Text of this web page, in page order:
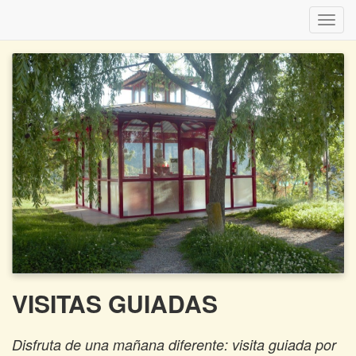
VISITAS GUIADAS
Disfruta de una mañana diferente: visita guiada por